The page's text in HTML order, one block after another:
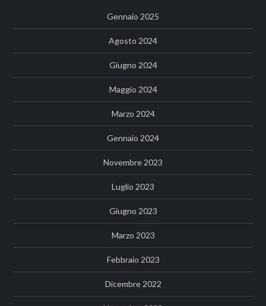
Gennaio 2025
Agosto 2024
Giugno 2024
Maggio 2024
Marzo 2024
Gennaio 2024
Novembre 2023
Luglio 2023
Giugno 2023
Marzo 2023
Febbraio 2023
Dicembre 2022